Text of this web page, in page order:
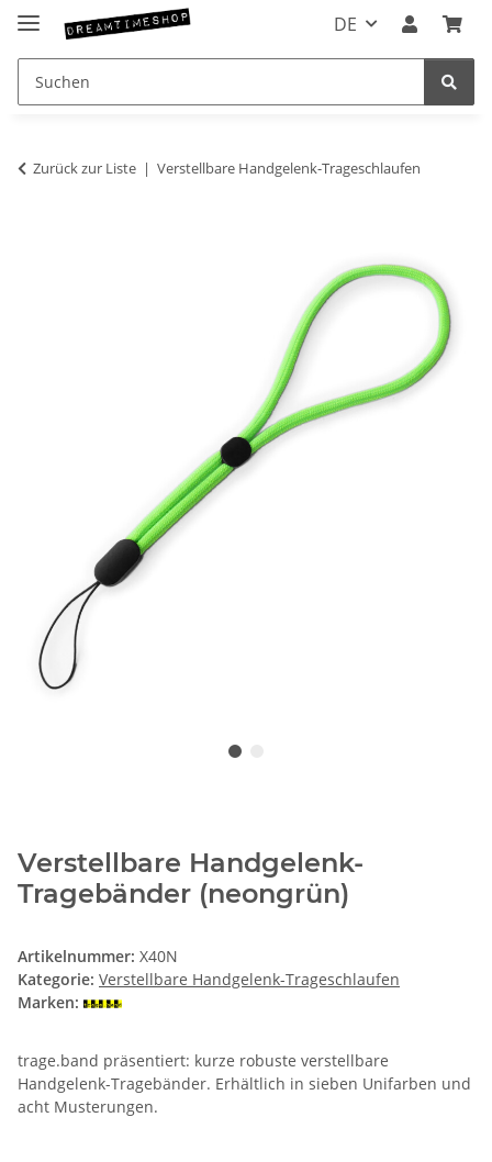
DE
Zurück zur Liste Verstellbare Handgelenk-Trageschlaufen
Verstellbare Handgelenk-
Tragebänder (neongrün)
Artikelnummer: X40N
Kategorie: Verstellbare Handgelenk-Trageschlaufen
Marken:
trage.band präsentiert: kurze robuste verstellbare
Handgelenk-Tragebänder. Erhältlich in sieben Unifarben und
acht Musterungen.